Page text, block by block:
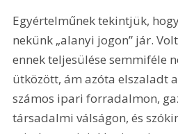
Egyértelműnek tekintjük,
nekünk „alanyi jogon” jár.
ennek teljesülése semmiféle
ütközött, ám azóta elszaladt
számos ipari forradalmon,
társadalmi válságon, és